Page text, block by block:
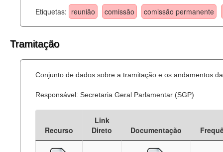
Etiquetas: reunião comissão comissão permanente
Tramitação
Conjunto de dados sobre a tramitação e os andamentos
Responsável: Secretaria Geral Parlamentar (SGP)
Recurso
Link
Direto
Documentação